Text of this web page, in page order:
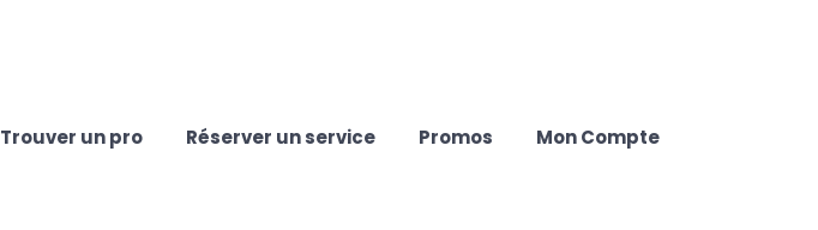
Trouver un pro Réserver un service Promos Mon Compte